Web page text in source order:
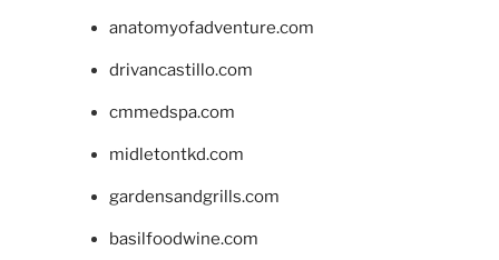
anatomyofadventure.com
drivancastillo.com
cmmedspa.com
midletontkd.com
gardensandgrills.com
basilfoodwine.com